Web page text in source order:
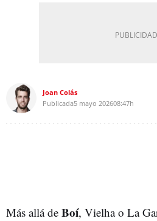
Joan Colás
Publicada5 mayo 202608:47h
Más allá de Boí, Vielha o La